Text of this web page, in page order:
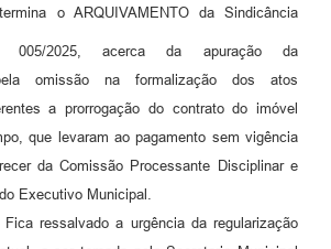
o ARQUIVAMENTO da Sindicância
005/2025, acerca da apuração da
omissão na formalização dos atos
a prorrogação do contrato do imóvel
que levaram ao pagamento sem vigência
da Comissão Processante Disciplinar e
Executivo Municipal.
ressalvado a urgência da regularização